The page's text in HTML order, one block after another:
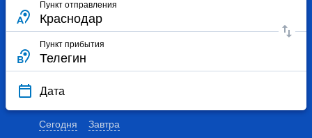
Пункт отправления
Пункт прибытия
Дата
Сегодня Завтра